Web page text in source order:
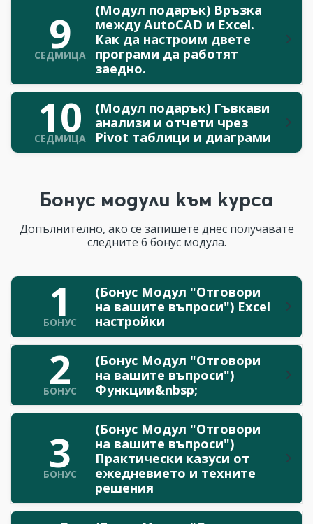
9
СЕДМИЦА
(Модул подарък) Връзка
между AutoCAD и Excel.
Как да настроим двете
програми да работят
заедно.
10
СЕДМИЦА
(Модул подарък) Гъвкави
анализи и отчети чрез
Pivot таблици и диаграми
Бонус модули към курса
Допълнително, ако се запишете днес получавате
следните 6 бонус модула.
1
БОНУС
(Бонус Модул "Отговори
на вашите въпроси") Excel
настройки
2
БОНУС
(Бонус Модул "Отговори
на вашите въпроси")
Функции&nbsp;
3
БОНУС
(Бонус Модул "Отговори
на вашите въпроси")
Практически казуси от
ежедневието и техните
решения